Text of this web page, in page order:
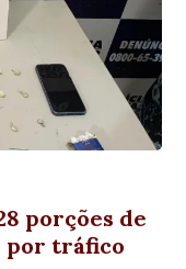
porções de
por tráfico